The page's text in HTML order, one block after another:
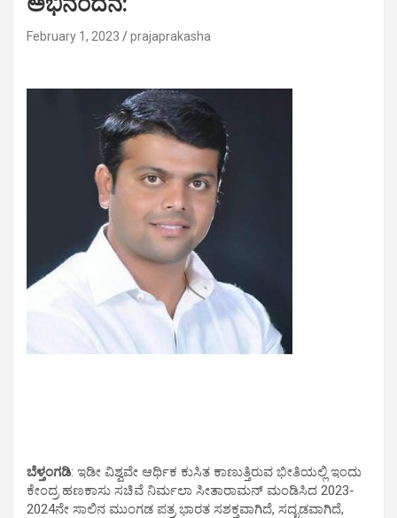
February 1, 2023 prajaprakasha
ಬೆಳ್ತಂಗಡಿ: ಇಡೀ ವಿಶ್ವವೇ ಆರ್ಥಿಕ ಕುಸಿತ ಕಾಣುತ್ತಿರುವ ಭೀತಿಯಲ್ಲಿ ಇಂದು
ಕೇಂದ್ರ ಹಣಕಾಸು ಸಚಿವೆ ನಿರ್ಮಲಾ ಸೀತಾರಾಮನ್ ಮಂಡಿಸಿದ 2023-
2024ನೇ ಸಾಲಿನ ಮುಂಗಡ ಪತ್ರ ಭಾರತ ಸಶಕ್ತವಾಗಿದೆ, ಸದೃಡವಾಗಿದೆ,